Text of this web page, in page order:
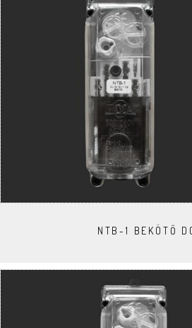
NTB-1 BEKÖTŐ